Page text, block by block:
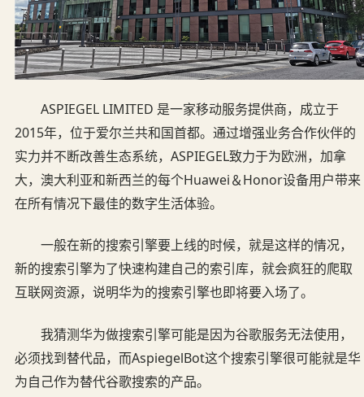
ASPIEGEL LIMITED 是一家移动服务提供商，成立于
2015年，位于爱尔兰共和国首都。通过增强业务合作伙伴的
实力并不断改善生态系统，ASPIEGEL致力于为欧洲，加拿
大，澳大利亚和新西兰的每个Huawei＆Honor设备用户带来
在所有情况下最佳的数字生活体验。
一般在新的搜索引擎要上线的时候，就是这样的情况，
新的搜索引擎为了快速构建自己的索引库，就会疯狂的爬取
互联网资源，说明华为的搜索引擎也即将要入场了。
我猜测华为做搜索引擎可能是因为谷歌服务无法使用，
必须找到替代品，而AspiegelBot这个搜索引擎很可能就是华
为自己作为替代谷歌搜索的产品。